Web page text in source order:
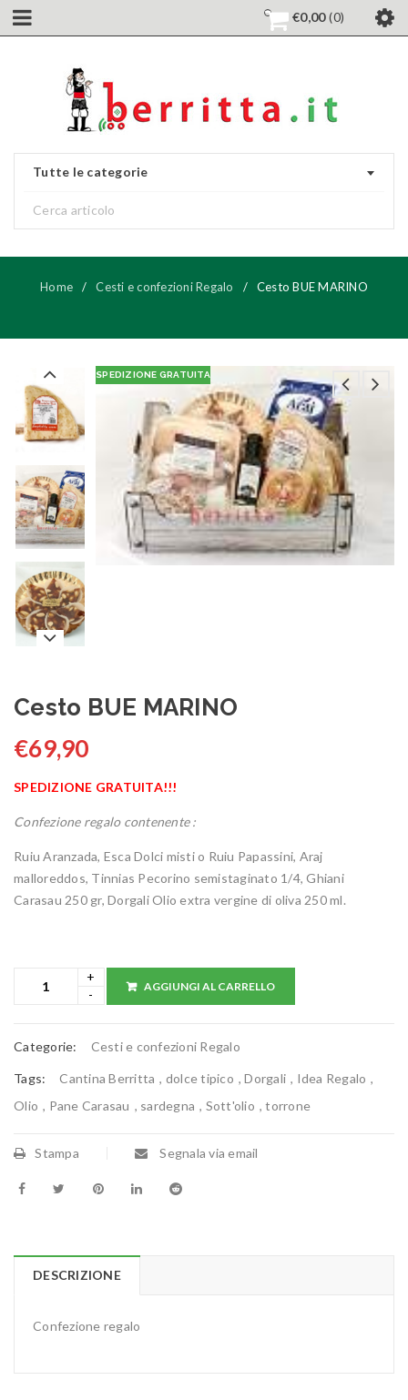
€0,00 0
Tutte le categorie
Home / Cesti e confezioni Regalo / Cesto BUE MARINO
SPEDIZIONE GRATUITA
Cesto BUE MARINO
€69,90
SPEDIZIONE GRATUITA!!!
Confezione regalo contenente :
Ruiu Aranzada, Esca Dolci misti o Ruiu Papassini, Araj
malloreddos, Tinnias Pecorino semistaginato 1/4, Ghiani
Carasau 250 gr, Dorgali Olio extra vergine di oliva 250 ml.
AGGIUNGI AL CARRELLO
Categorie: Cesti e confezioni Regalo
Tags: Cantina Berritta , dolce tipico ,Dorgali , Idea Regalo ,
Olio , Pane Carasau , sardegna , Sott'olio ,torrone
Stampa Segnala via email
DESCRIZIONE
Confezione regalo